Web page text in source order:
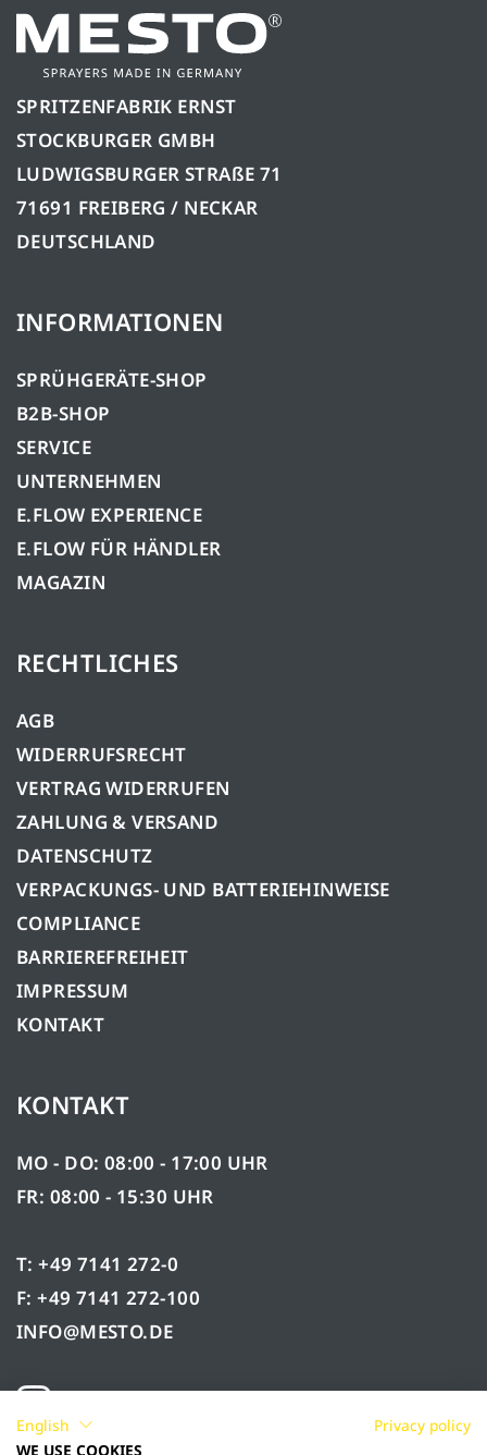
SPRITZENFABRIK ERNST
STOCKBURGER GMBH
LUDWIGSBURGER STRAßE 71
71691 FREIBERG / NECKAR
DEUTSCHLAND
INFORMATIONEN
SPRÜHGERÄTE-SHOP
B2B-SHOP
SERVICE
UNTERNEHMEN
E.FLOW EXPERIENCE
E.FLOW FÜR HÄNDLER
MAGAZIN
RECHTLICHES
AGB
WIDERRUFSRECHT
VERTRAG WIDERRUFEN
ZAHLUNG & VERSAND
DATENSCHUTZ
VERPACKUNGS- UND BATTERIEHINWEISE
COMPLIANCE
BARRIEREFREIHEIT
IMPRESSUM
KONTAKT
KONTAKT
MO - DO: 08:00 - 17:00 UHR
FR: 08:00 - 15:30 UHR
T: +49 7141 272-0
F: +49 7141 272-100
INFO@MESTO.DE
English
Privacy policy
WE USE COOKIES